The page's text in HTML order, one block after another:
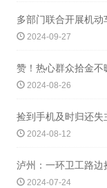
多部门联合开展机
2024-09-27
赞！热心群众拾金
2024-08-26
捡到手机及时归还
2024-08-12
泸州：一环卫工路
2024-07-24